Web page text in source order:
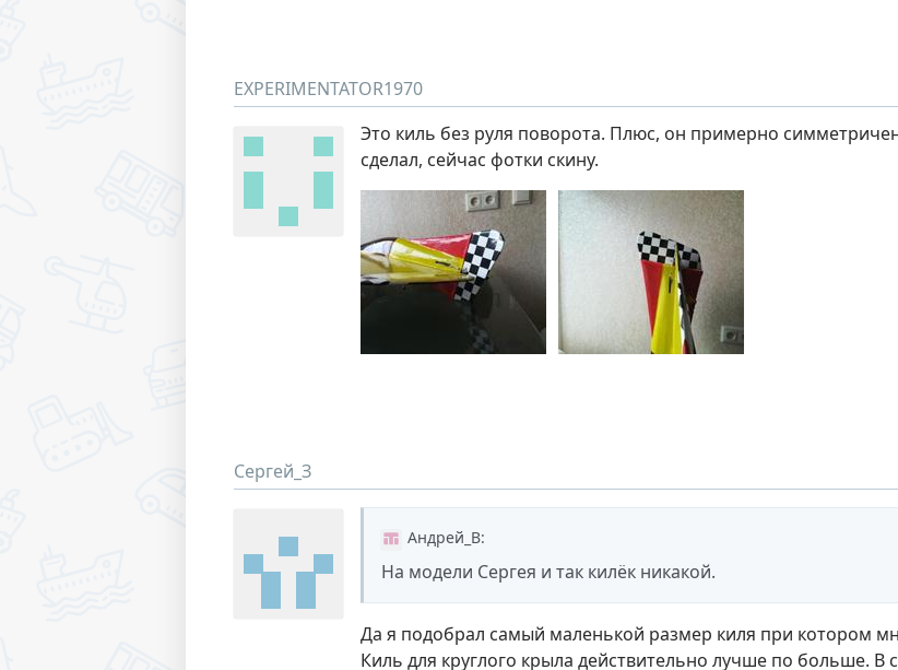
EXPERIMENTATOR1970
Это киль без руля поворота. Плюс, он примерно
сделал, сейчас фотки скину.
Сергей_З
Андрей_В:
На модели Сергея и так килёк никакой.
Да я подобрал самый маленькой размер киля при котором
Киль для круглого крыла действительно лучше по больше.